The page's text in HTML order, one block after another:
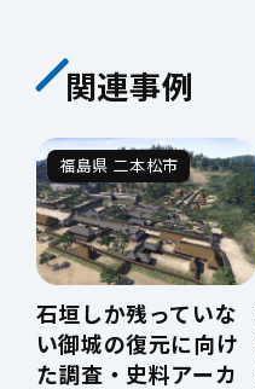
関連事例
福島県 二本松市
石垣しか残っていな
い御城の復元に向け
た調査・史料アーカ